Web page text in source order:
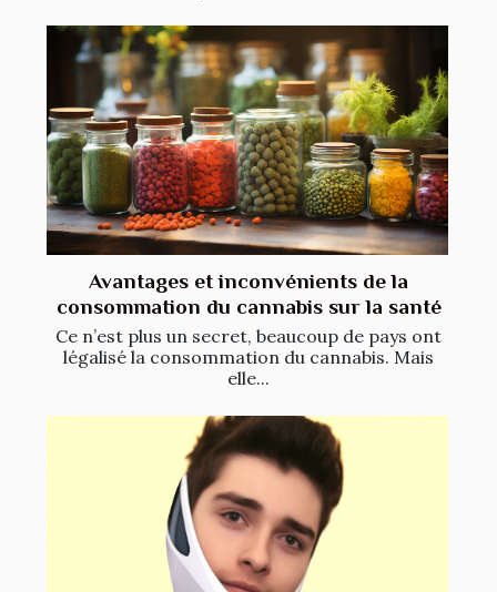
Avantages et inconvénients de la
consommation du cannabis sur la santé
Ce n’est plus un secret, beaucoup de pays ont
légalisé la consommation du cannabis. Mais
elle...